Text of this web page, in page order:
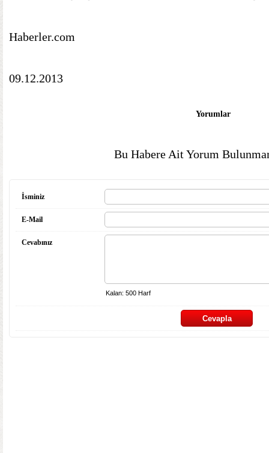
Haberler.com
09.12.2013
Yorumlar
Bu Habere Ait Yorum
İsminiz
E-Mail
Cevabınız